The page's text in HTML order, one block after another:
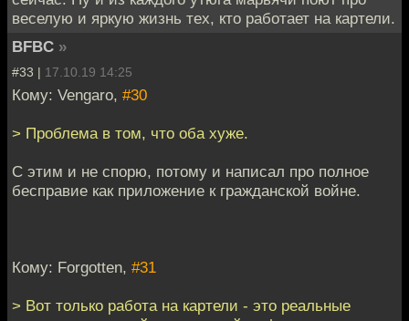
веселую и яркую жизнь тех, кто работает на картели.
BFBC »
#33 | 17.10.19 14:25
Кому: Vengaro, #30
> Проблема в том, что оба хуже.
С этим и не спорю, потому и написал про полное
бесправие как приложение к гражданской войне.
Кому: Forgotten, #31
> Вот только работа на картели - это реальные